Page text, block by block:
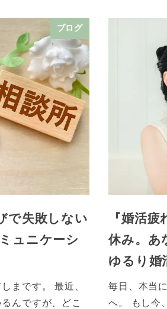
ブログ
で失敗しない
ュニケーシ
まです。 最近、
んですが、どこ
『婚活
休み。あ
ゆるり
毎日、本当
へ。 もし今